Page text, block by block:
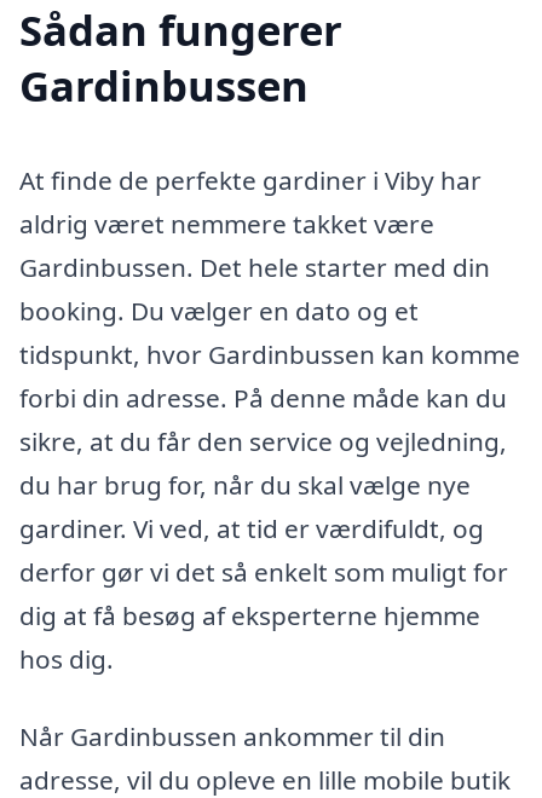
Sådan fungerer
Gardinbussen
At finde de perfekte gardiner i Viby har
aldrig været nemmere takket være
Gardinbussen. Det hele starter med din
booking. Du vælger en dato og et
tidspunkt, hvor Gardinbussen kan komme
forbi din adresse. På denne måde kan du
sikre, at du får den service og vejledning,
du har brug for, når du skal vælge nye
gardiner. Vi ved, at tid er værdifuldt, og
derfor gør vi det så enkelt som muligt for
dig at få besøg af eksperterne hjemme
hos dig.
Når Gardinbussen ankommer til din
adresse, vil du opleve en lille mobile butik